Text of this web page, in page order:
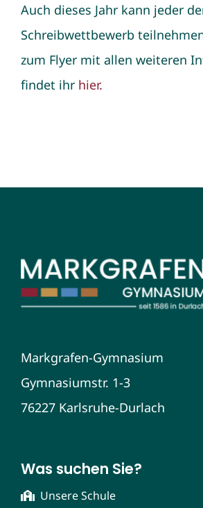
Auch dieses Jahr kann jeder
Schreibwettbewerb
zum Flyer mit allen weiteren
findet ihr hier.
Markgrafen-Gymnasium
Gymnasiumstr. 1-3
76227 Karlsruhe-Durlach
Was suchen Sie?
Unsere Schule